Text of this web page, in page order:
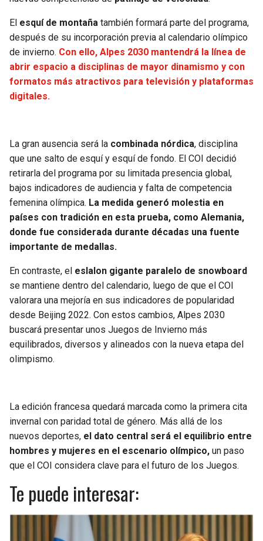
El esquí de montaña también formará parte del programa,
después de su incorporación previa al calendario olímpico
de invierno. Con ello, Alpes 2030 mantendrá la línea de
abrir espacio a disciplinas de mayor dinamismo y con
formatos más atractivos para televisión y plataformas
digitales.
La gran ausencia será la combinada nórdica, disciplina
que une salto de esquí y esquí de fondo. El COI decidió
retirarla del programa por su limitada presencia global,
bajos indicadores de audiencia y falta de competencia
femenina olímpica. La medida generó molestia en
países con tradición en esta prueba, como Alemania,
donde fue considerada durante décadas una fuente
importante de medallas.
En contraste, el eslalon gigante paralelo de snowboard
se mantiene dentro del calendario, luego de que el COI
valorara una mejoría en sus indicadores de popularidad
desde Beijing 2022. Con estos cambios, Alpes 2030
buscará presentar unos Juegos de Invierno más
equilibrados, diversos y alineados con la nueva etapa del
olimpismo.
La edición francesa quedará marcada como la primera cita
invernal con paridad total de género. Más allá de los
nuevos deportes, el dato central será el equilibrio entre
hombres y mujeres en el escenario olímpico, un paso
que el COI considera clave para el futuro de los Juegos.
Te puede interesar: